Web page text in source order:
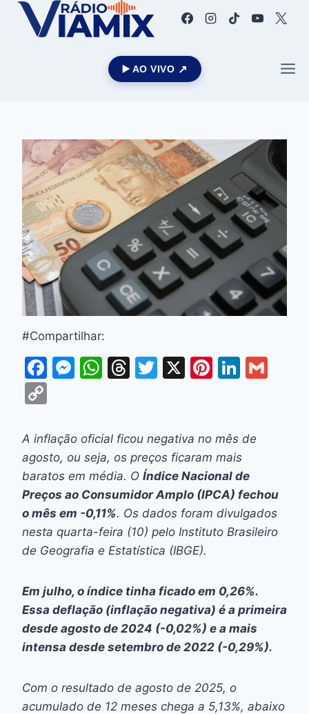
▶️ AO VIVO
#Compartilhar:
F
e
b
o
o
k
M
s
e
n
g
er
W
s
A
p
p
T
a
d
s
T
er
X
Pi
e
st
Li
e
dI
n
p
y
Li
n
k
A inflação oficial ficou negativa no mês de
agosto, ou seja, os preços ficaram mais
baratos em média. O Índice Nacional de
Preços ao Consumidor Amplo (IPCA) fechou
o mês em -0,11%. Os dados foram divulgados
nesta quarta-feira (10) pelo Instituto Brasileiro
de Geografia e Estatística (IBGE).
Em julho, o índice tinha ficado em 0,26%.
Essa deflação (inflação negativa) é a primeira
desde agosto de 2024 (-0,02%) e a mais
intensa desde setembro de 2022 (-0,29%).
Com o resultado de agosto de 2025, o
acumulado de 12 meses chega a 5,13%, abaixo